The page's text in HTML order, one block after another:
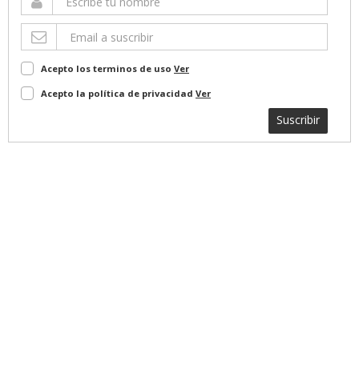
Acepto los terminos de uso Ver
Acepto la política de privacidad Ver
Suscribir